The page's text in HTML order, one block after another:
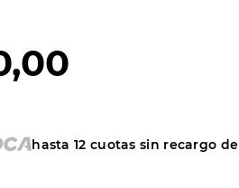
,00
hasta12 cuotas sin recargo de